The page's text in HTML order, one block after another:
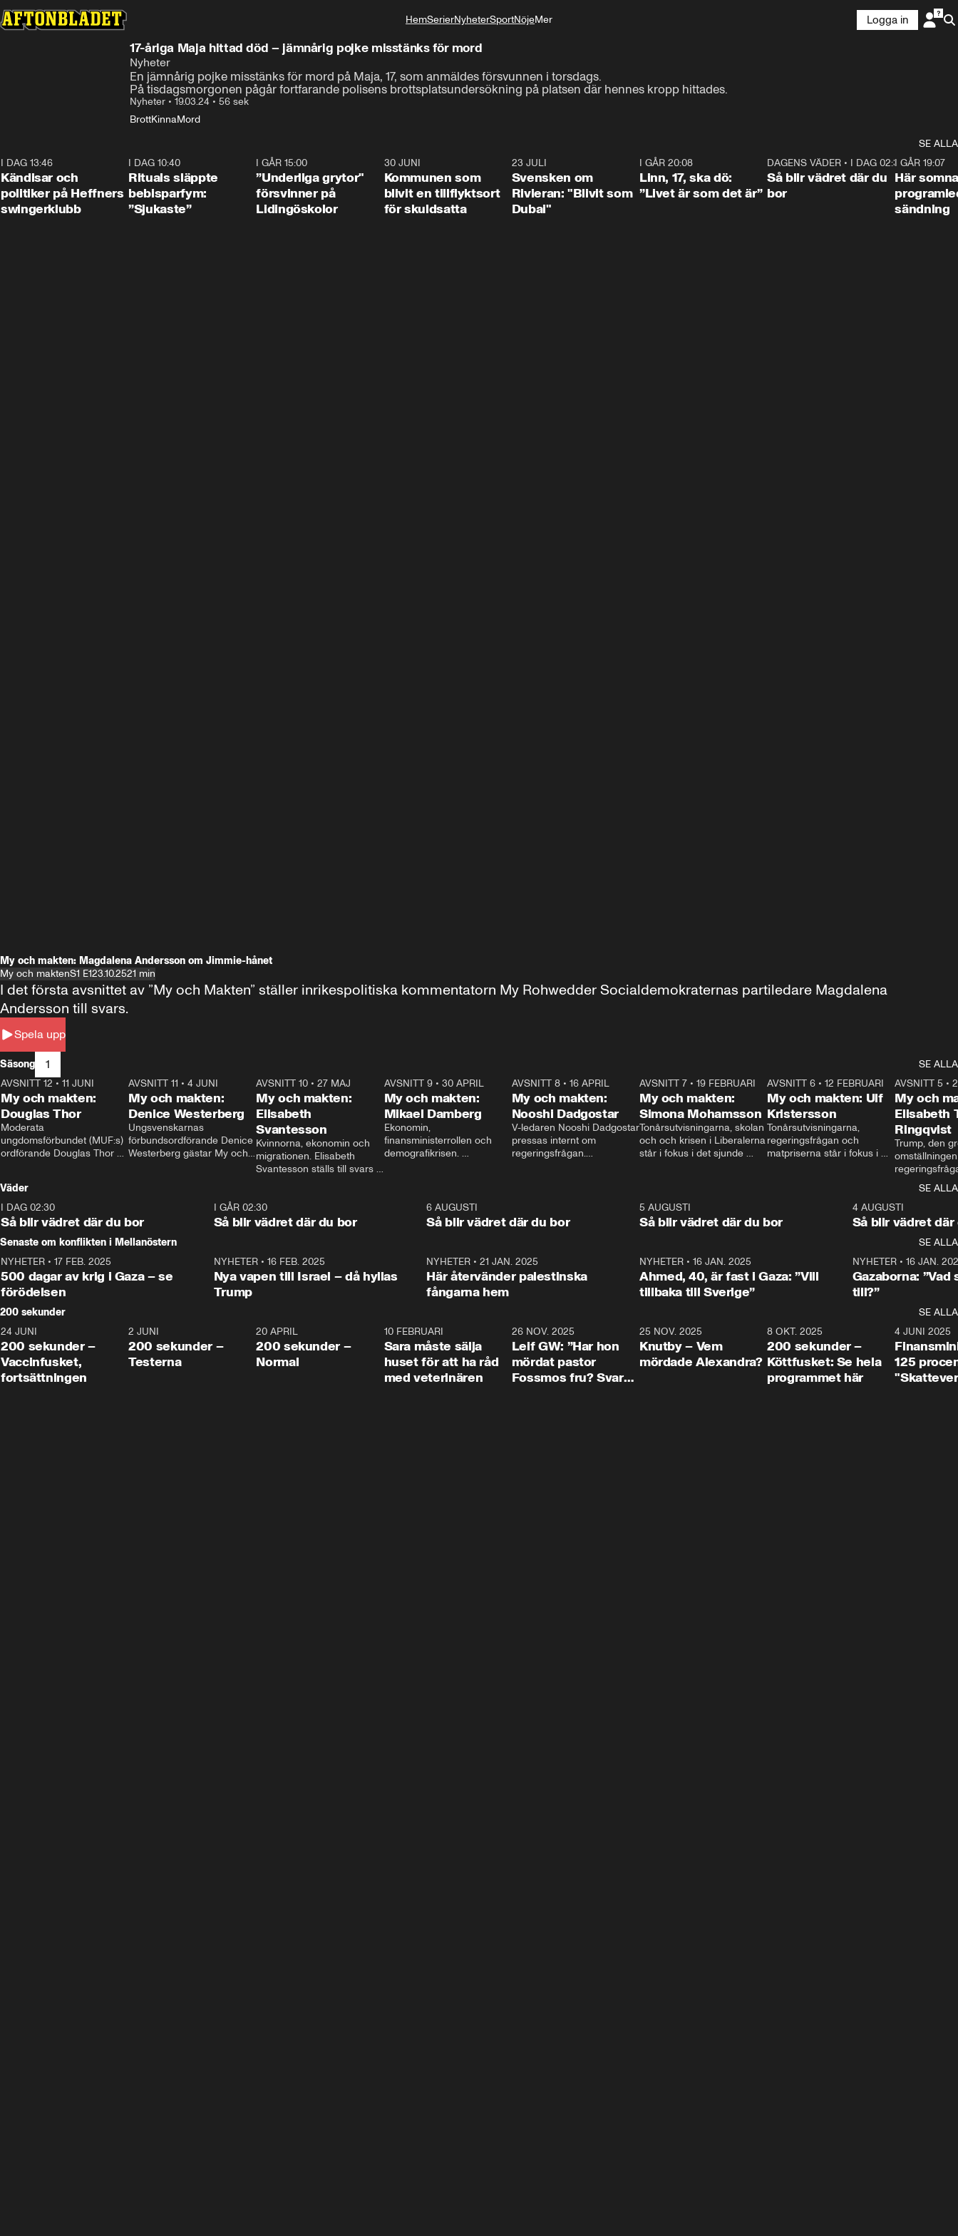
Det var här, i närheten av ett järnvägspår vid ån Viskan,
som 17-åriga Majas kropp hittades på måndagskvällen.
HemSerierNyheterSportNöjeMer
Logga in
17-åriga Maja hittad död – jämnårig pojke misstänks för mord
Nyheter
En jämnårig pojke misstänks för mord på Maja, 17, som anmäldes försvunnen i torsdags.
På tisdagsmorgonen pågår fortfarande polisens brotts­plats­undersökning på platsen där hennes kropp hittades.
Nyheter • 19.03.24 • 56 sek
BrottKinnaMord
SE ALLA
I DAG 13:46
Kändisar och
politiker på Heffners
swingerklubb
I DAG 10:40
Rituals släppte
bebisparfym:
”Sjukaste”
I GÅR 15:00
”Underliga grytor"
försvinner på
Lidingöskolor
30 JUNI
Kommunen som
blivit en tillflyktsort
för skuldsatta
23 JULI
Svensken om
Rivieran: "Blivit som
Dubai"
I GÅR 20:08
Linn, 17, ska dö:
”Livet är som det är”
1:06
DAGENS VÄDER • I DAG 02:30
Så blir vädret där du
bor
I GÅR 19:07
Här
sändning
My och makten: Magdalena Andersson om Jimmie-hånet
My och maktenS1 E123.10.2521 min
Spela upp
I det första avsnittet av ”My och Makten” ställer inrikespolitiska kommentatorn My Rohwedder Socialdemokraternas partiledare Magdalena
Andersson till svars.
Säsong 1
SE ALLA
26:27
AVSNITT 12 • 11 JUNI
My och makten:
Douglas Thor
Moderata
ungdomsförbundet (MUF:s)
ordförande Douglas Thor
tonårsutvisningarna och hur
Moderaterna ska locka
väljare till valet i höst.
23:40
AVSNITT 11 •4 JUNI
My och makten:
Denice Westerberg
Ungsvenskarnas
förbundsordförande Denice
Westerberg gästar My och
AVSNITT 10 •27 MAJ
My och makten:
Elisabeth
Svantesson
Kvinnorna, ekonomin och
migrationen. Elisabeth
Svantesson ställs till svars
AVSNITT 9• 30 APRIL
My och makten:
Mikael Damberg
Ekonomin,
finansministerrollen och
demografikrisen.
och Makten.
AVSNITT 8• 16 APRIL
My och makten:
Nooshi Dadgostar
V-ledaren Nooshi Dadgostar
pressas internt om
regeringsfrågan.
– Vi ställer upp i val. Ska vi
vara med så sitter vi förstås
24:30
AVSNITT 7• 19 FEBRUARI
My och makten:
Simona Mohamsson
Tonårsutvisningarna, skolan
och och krisen i Liberalerna
står i fokus i det sjunde
kommentator My
Rohwedder ställer
utbildnings- och
Mohamsson till svars.
27:30
AVSNITT 6 •12 FEBRUARI
My och makten: Ulf
Kristersson
Tonårsutvisningarna,
regeringsfrågan och
matpriserna står i fokus i
Rohwedder ställer
statsminister Ulf Kristersson
AVSNITT 5 •
My och
Elisabeth
Ringqvist
Trump, den
centrum i
avsnittet av
Makten”. Se
Aftonbladets
Rohwedder
Thand Ring
Väder
SE ALLA
I DAG 02:30
Så blir vädret där du bor
1:06
I GÅR 02:30
Så blir vädret där du bor
6 AUGUSTI
Så blir vädret där du bor
5 AUGUSTI
Så blir vädret där du bor
4 AUGUSTI
Så blir vädret där
Senaste om konflikten i Mellanöstern
SE ALLA
NYHETER • 17 FEB. 2025
500 dagar av krig i Gaza – se
förödelsen
NYHETER• 16 FEB. 2025
Nya vapen till Israel – då hyllas
Trump
NYHETER •21 JAN. 2025
Här återvänder palestinska
fångarna hem
NYHETER• 16 JAN. 2025
Ahmed, 40, är fast i Gaza: ”Vill
tillbaka till Sverige”
NYHETER• 16 JAN.
Gazaborna:
till?”
200 sekunder
SE ALLA
5:00
24 JUNI
200 sekunder –
Vaccinfusket,
fortsättningen
4:23
2 JUNI
200 sekunder –
Testerna
20 APRIL
200 sekunder –
Normal
10 FEBRUARI
Sara måste sälja
huset för att ha råd
med veterinären
26 NOV. 2025
Leif GW: ”Har hon
mördat pastor
Fossmos fru? Svar
31:05
25 NOV. 2025
Knutby – Vem
mördade Alexandra?
4:29
8 OKT. 2025
200 sekunder –
Köttfusket: Se hela
programmet här
4 JUNI 2025
125